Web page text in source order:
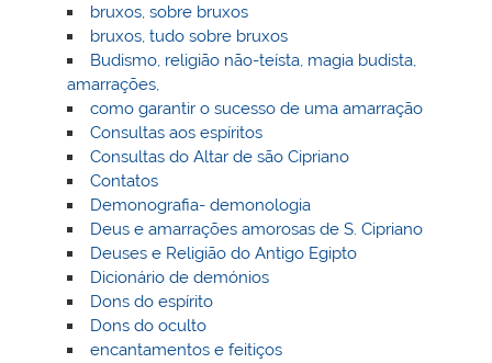
bruxos, sobre bruxos
bruxos, tudo sobre bruxos
Budismo, religião não-teísta, magia budista,
amarrações,
como garantir o sucesso de uma amarração
Consultas aos espíritos
Consultas do Altar de são Cipriano
Contatos
Demonografia- demonologia
Deus e amarrações amorosas de S. Cipriano
Deuses e Religião do Antigo Egipto
Dicionário de demónios
Dons do espírito
Dons do oculto
encantamentos e feitiços